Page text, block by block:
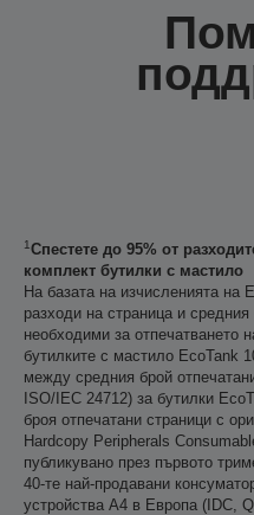
1Спестете до 95% от
комплект бутилки с мастило
На базата на изчисленията на
разходи на страница и
необходими за отпечатването
бутилките с мастило EcoTank
между средния брой
ISO/IEC 24712) за бутилки
броя отпечатани страници с
Hardcopy Peripherals
публикувано през първото
40-те най-продавани
устройства А4 в Европа (IDC,